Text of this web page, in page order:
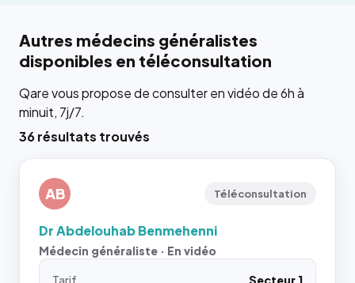
Autres médecins généralistes
disponibles en téléconsultation
Qare vous propose de consulter en vidéo de 6h à
minuit, 7j/7.
36 résultats trouvés
AB Téléconsultation
Dr Abdelouhab Benmehenni
Médecin généraliste · En vidéo
Tarif
Secteur 1